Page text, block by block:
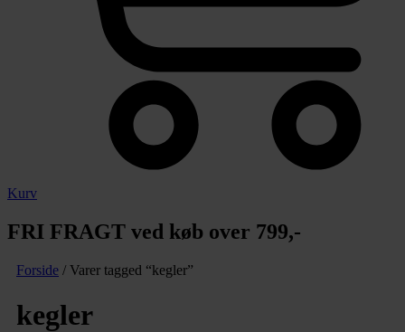
Kurv
FRI FRAGT ved køb over 799,-
Forside / Varer tagged “kegler”
kegler